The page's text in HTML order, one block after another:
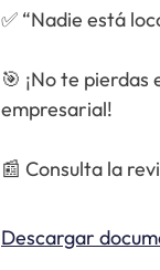
✅ “Nadie está
🎯 ¡No te
empresarial!
📰 Consulta la
Descargar